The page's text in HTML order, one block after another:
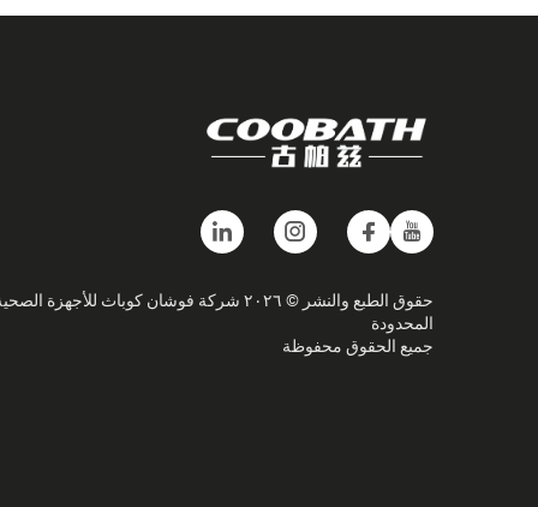
حقوق الطبع والنشر © ٢٠٢٦ شركة فوشان كوباث للأجهزة
المحدودة
جميع الحقوق محفوظة